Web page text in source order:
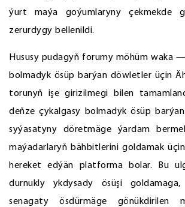
ýurt maýa goýumlaryny çekmekde
zerurdygy bellenildi.
Hususy pudagyň forumy möhüm waka
bolmadyk ösüp barýan döwletler üçin
torunyň işe girizilmegi bilen
deňze çykalgasy bolmadyk ösüp
syýasatyny döretmäge ýardam
maýadarlaryň bähbitlerini goldamak
hereket edýän platforma bolar. Bu
durnukly ykdysady ösüşi goldamaga,
senagaty ösdürmäge gönükdirilen